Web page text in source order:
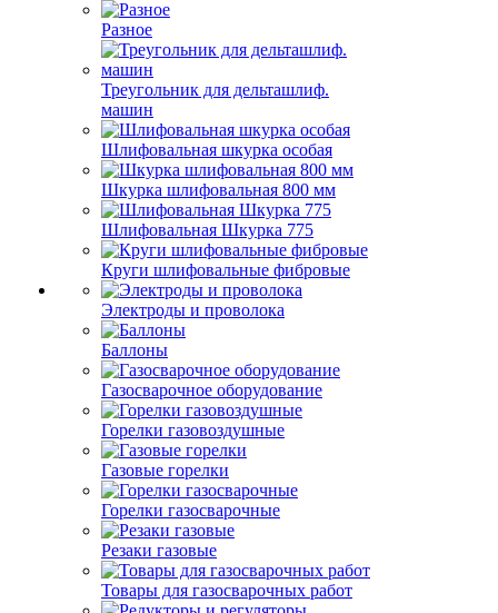
Разное
Треугольник для дельташлиф.
машин
Шлифовальная шкурка особая
Шкурка шлифовальная 800 мм
Шлифовальная Шкурка 775
Круги шлифовальные фибровые
Электроды и проволока
Баллоны
Газосварочное оборудование
Горелки газовоздушные
Газовые горелки
Горелки газосварочные
Резаки газовые
Товары для газосварочных работ